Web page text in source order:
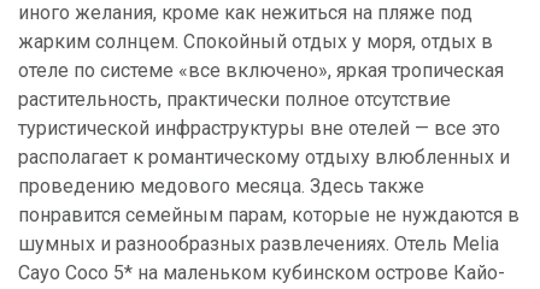
иного желания, кроме как нежиться на пляже под
жарким солнцем. Спокойный отдых у моря, отдых в
отеле по системе «все включено», яркая тропическая
растительность, практически полное отсутствие
туристической инфраструктуры вне отелей — все это
располагает к романтическому отдыху влюбленных и
проведению медового месяца. Здесь также
понравится семейным парам, которые не нуждаются в
шумных и разнообразных развлечениях. Отель Melia
Cayo Coco 5* на маленьком кубинском острове Кайо-